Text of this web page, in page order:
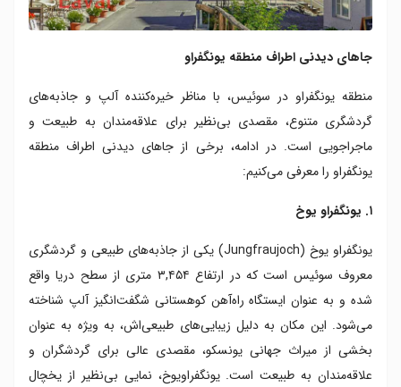
جاهای دیدنی اطراف منطقه یونگفراو
منطقه یونگفراو در سوئیس، با مناظر خیره‌کننده آلپ و جاذبه‌های
گردشگری متنوع، مقصدی بی‌نظیر برای علاقه‌مندان به طبیعت و
ماجراجویی است. در ادامه، برخی از جاهای دیدنی اطراف منطقه
یونگفراو را معرفی می‌کنیم:
۱. یونگفراو یوخ
یونگفراو یوخ (Jungfraujoch) یکی از جاذبه‌های طبیعی و گردشگری
معروف سوئیس است که در ارتفاع ۳,۴۵۴ متری از سطح دریا واقع
شده و به‌ عنوان ایستگاه راه‌آهن کوهستانی شگفت‌انگیز آلپ شناخته
می‌شود. این مکان به دلیل زیبایی‌های طبیعی‌اش، به ‌ویژه به‌ عنوان
بخشی از میراث جهانی یونسکو، مقصدی عالی برای گردشگران و
علاقه‌مندان به طبیعت است. یونگفراویوخ، نمایی بی‌نظیر از یخچال